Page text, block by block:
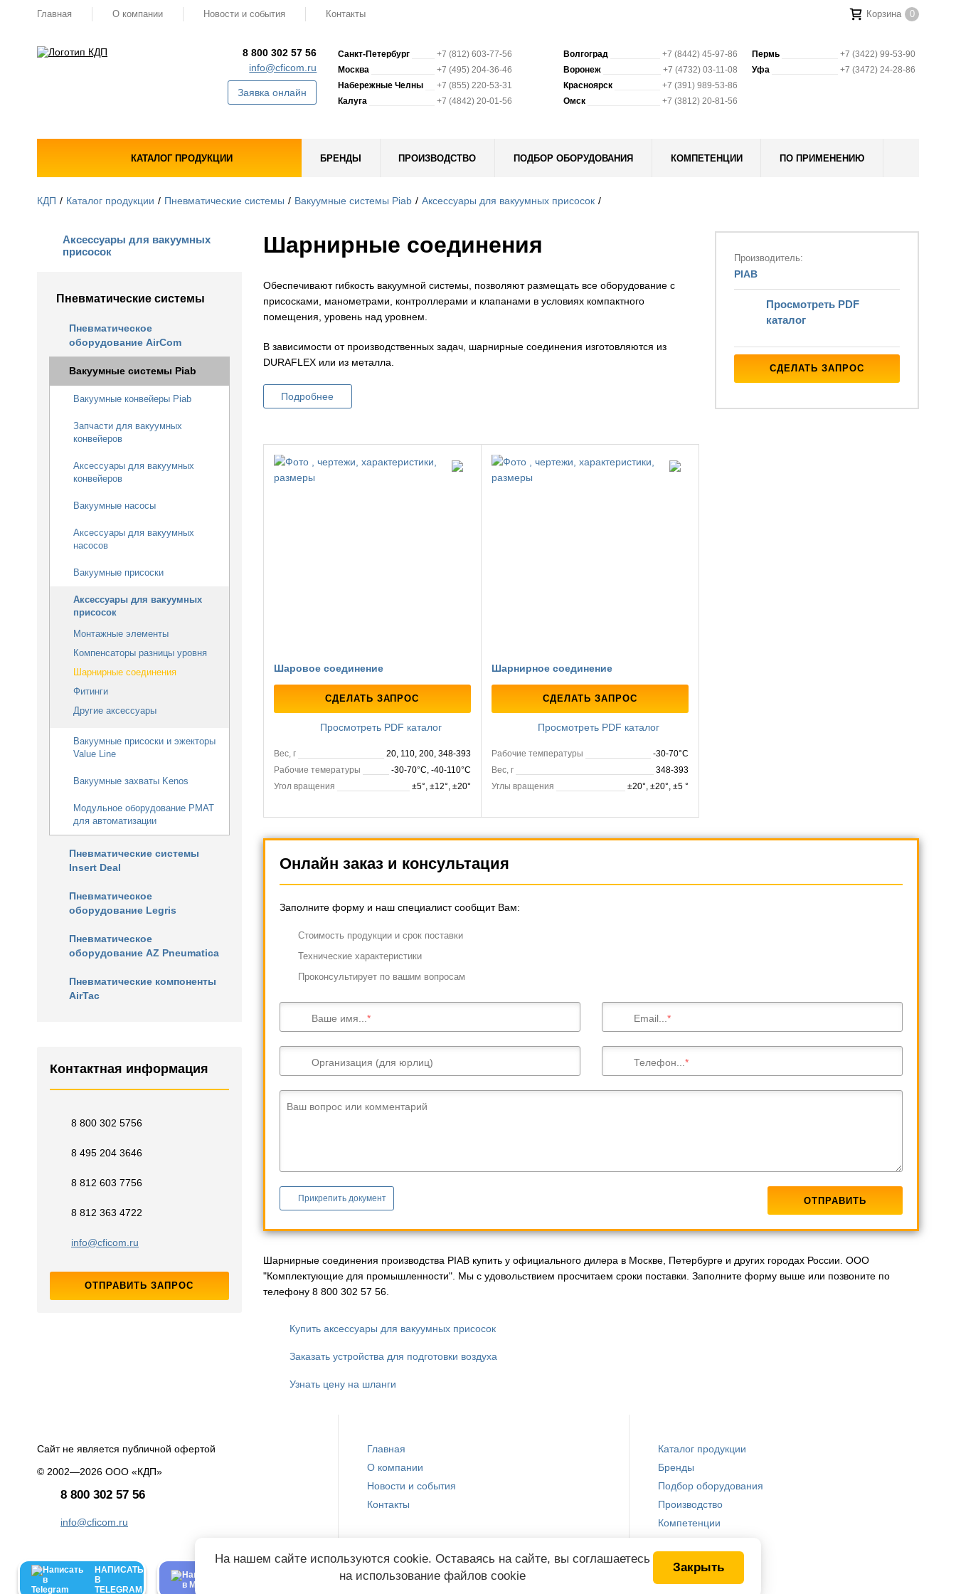
Главная О компании Новости и события Контакты Корзина 0
8 800 302 57 56
info@cficom.ru
Заявка онлайн
Санкт-Петербург
+7 (812) 603-77-56
Москва
+7 (495) 204-36-46
Набережные Челны
+7 (855) 220-53-31
Калуга
+7 (4842) 20-01-56
Волгоград
+7 (8442) 45-97-86
Воронеж
+7 (4732) 03-11-08
Красноярск
+7 (391) 989-53-86
Омск
+7 (3812) 20-81-56
Пермь
+7 (3422) 99-53-90
Уфа
+7 (3472) 24-28-86
КАТАЛОГ ПРОДУКЦИИ БРЕНДЫ ПРОИЗВОДСТВО ПОДБОР ОБОРУДОВАНИЯ КОМПЕТЕНЦИИ ПО ПРИМЕНЕНИЮ
КДП Каталог продукции Пневматические системы Вакуумные системы Piab Аксессуары для вакуумных присосок
Аксессуары для вакуумных
присосок
Пневматические системы
Пневматическое
оборудование AirCom
Вакуумные системы Piab
Вакуумные конвейеры Piab
Запчасти для вакуумных
конвейеров
Аксессуары для вакуумных
конвейеров
Вакуумные насосы
Аксессуары для вакуумных
насосов
Вакуумные присоски
Аксессуары для вакуумных
присосок
Монтажные элементы
Компенсаторы разницы уровня
Шарнирные соединения
Фитинги
Другие аксессуары
Вакуумные присоски и эжекторы
Value Line
Вакуумные захваты Kenos
Модульное оборудование PMAT
для автоматизации
Пневматические системы
Insert Deal
Пневматическое
оборудование Legris
Пневматическое
оборудование AZ Pneumatica
Пневматические компоненты
AirTac
Контактная информация
8 800 302 5756
8 495 204 3646
8 812 603 7756
8 812 363 4722
info@cficom.ru
ОТПРАВИТЬ ЗАПРОС
Шарнирные соединения
Обеспечивают гибкость вакуумной системы, позволяют размещать все оборудование с
присосками, манометрами, контроллерами и клапанами в условиях компактного
помещения, уровень над уровнем.
В зависимости от производственных задач, шарнирные соединения изготовляются из
DURAFLEX или из металла.
Подробнее
Производитель:
PIAB
Просмотреть PDF
каталог
СДЕЛАТЬ ЗАПРОС
Шаровое соединение
СДЕЛАТЬ ЗАПРОС
Просмотреть PDF каталог
Вес, г
20, 110, 200, 348-393
Рабочие темературы
-30-70°C, -40-110°C
Угол вращения
±5°, ±12°, ±20°
Шарнирное соединение
СДЕЛАТЬ ЗАПРОС
Просмотреть PDF каталог
Рабочие температуры
-30-70°C
Вес, г
348-393
Углы вращения
±20°, ±20°, ±5 °
цинк, латунь, нержавеющая сталь, нитрил
Онлайн заказ и консультация
Заполните форму и наш специалист сообщит Вам:
Cтоимость продукции и срок поставки
Технические характеристики
Проконсультирует по вашим вопросам
Ваше имя... Email...
Организация (для юрлиц) Телефон...
Ваш вопрос или комментарий
Прикрепить документ
Шарнирные соединения производства PIAB купить у официального дилера в Москве, Петербурге и других городах России. ООО
"Комплектующие для промышленности". Мы с удовольствием просчитаем сроки поставки. Заполните форму выше или позвоните по
телефону 8 800 302 57 56.
Купить аксессуары для вакуумных присосок
Заказать устройства для подготовки воздуха
Узнать цену на шланги
Сайт не является публичной офертой
© 2002—2026 ООО «КДП»
8 800 302 57 56
info@cficom.ru
Главная
О компании
Новости и события
Контакты
Каталог продукции
Бренды
Подбор оборудования
Производство
Компетенции
НАПИСАТЬ
В
TELEGRAM
На нашем сайте используются cookie. Оставаясь на сайте, вы соглашаетесь
на использование файлов cookie
Закрыть